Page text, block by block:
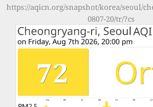
https://aqicn.org/snapshot/korea/seoul/
0807-20/tr/?cs